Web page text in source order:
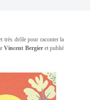
très drôle pour raconter la
Vincent Bergieret publié